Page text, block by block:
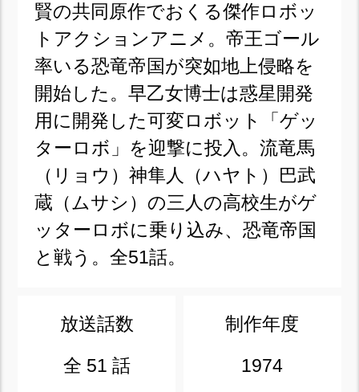
賢の共同原作でおくる傑作ロボッ
トアクションアニメ。帝王ゴール
率いる恐竜帝国が突如地上侵略を
開始した。早乙女博士は惑星開発
用に開発した可変ロボット「ゲッ
ターロボ」を迎撃に投入。流竜馬
（リョウ）神隼人（ハヤト）巴武
蔵（ムサシ）の三人の高校生がゲ
ッターロボに乗り込み、恐竜帝国
と戦う。全51話。
放送話数
全 51 話
制作年度
1974